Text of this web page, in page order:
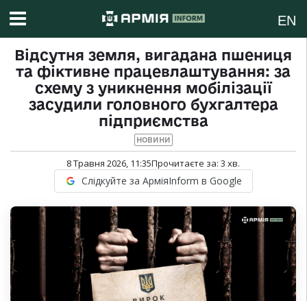
EN
Відсутня земля, вигадана пшениця
та фіктивне працевлаштування: за
схему з уникнення мобілізації
засудили головного бухгалтера
підприємства
НОВИНИ
8 Травня 2026, 11:35Прочитаєте за: 3 хв.
Слідкуйте за АрміяInform в Google